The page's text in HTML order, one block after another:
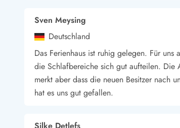
Sven Meysing
Deutschland
Das Ferienhaus ist ruhig gelegen. Für
die Schlafbereiche sich gut aufteilen. Die
merkt aber dass die neuen Besitzer nach
hat es uns gut gefallen.